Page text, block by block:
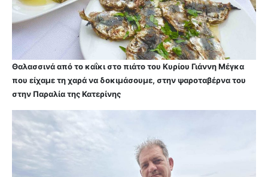
Θαλασσινά από το καΐκι στο πιάτο του Κυρίου Γιάννη Μέγκα
που είχαμε τη χαρά να δοκιμάσουμε, στην ψαροταβέρνα του
στην Παραλία της Κατερίνης